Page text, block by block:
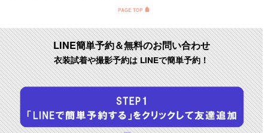
LINE簡単予約＆無料のお問い合わせ
衣装試着や撮影予約は LINEで簡単予約！